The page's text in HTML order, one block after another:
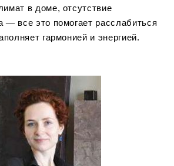
в доме, отсутствие
― все это помогает расслабиться
гармонией и энергией.